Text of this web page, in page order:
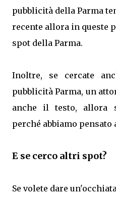
pubblicità della Parma
recente allora in queste
spot della Parma.
Inoltre, se cercate
pubblicità Parma, un
anche il testo, allora
perché abbiamo pensato
E se cerco altri spot?
Se volete dare